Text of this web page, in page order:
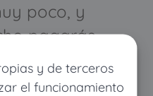
y de terceros
el funcionamiento
poco, y
pagarás
médico